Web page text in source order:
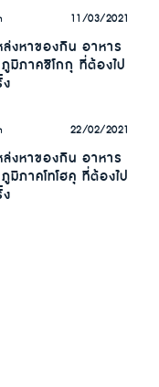
11/03/2021
งหาของกิน อาหาร
มิภาคชิโกกุ ที่ต้องไป
22/02/2021
งหาของกิน อาหาร
มิภาคโทโฮคุ ที่ต้องไป